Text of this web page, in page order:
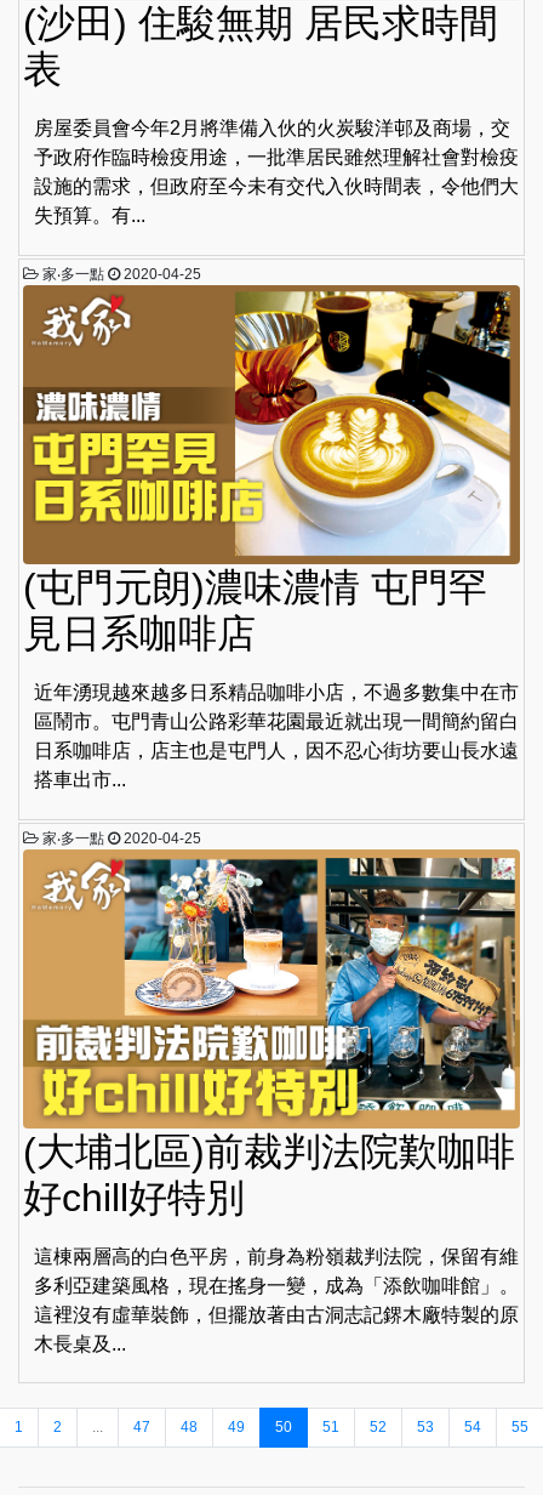
(沙田) 住駿無期 居民求時間
表
房屋委員會今年2月將準備入伙的火炭駿洋邨及商場，交
予政府作臨時檢疫用途，一批準居民雖然理解社會對檢疫
設施的需求，但政府至今未有交代入伙時間表，令他們大
失預算。有...
家‧多一點 2020-04-25
(屯門元朗)濃味濃情 屯門罕
見日系咖啡店
近年湧現越來越多日系精品咖啡小店，不過多數集中在市
區鬧市。屯門青山公路彩華花園最近就出現一間簡約留白
日系咖啡店，店主也是屯門人，因不忍心街坊要山長水遠
搭車出市...
家‧多一點 2020-04-25
(大埔北區)前裁判法院歎咖啡
好chill好特別
這棟兩層高的白色平房，前身為粉嶺裁判法院，保留有維
多利亞建築風格，現在搖身一變，成為「添飲咖啡館」。
這裡沒有虛華裝飾，但擺放著由古洞志記鎅木廠特製的原
木長桌及...
1 2 ... 47 48 49 50 51 52 53 54 55